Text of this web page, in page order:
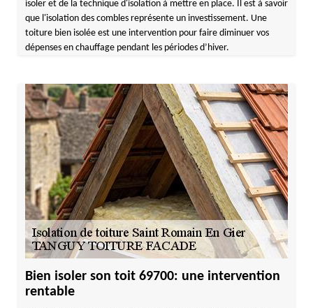
isoler et de la technique d'isolation à mettre en place. Il est à savoir
que l'isolation des combles représente un investissement. Une
toiture bien isolée est une intervention pour faire diminuer vos
dépenses en chauffage pendant les périodes d’hiver.
Bien isoler son toit 69700: une intervention
rentable